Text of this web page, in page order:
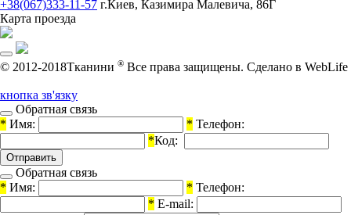
+38(067)333-11-57 г.Киев, Казимира Малевича, 86Г
Карта проезда
© 2012-2018Тканини ® Все права защищены. Cделано в WebLife
кнопка зв'язку
Обратная связь
* Имя: * Телефон:
*Код:
Обратная связь
* Имя: * Телефон:
* E-mail: